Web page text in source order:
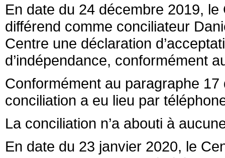
En date du 24 décembre 2019,
différend comme conciliateur
Centre une déclaration
d’indépendance, conformément
Conformément au paragraphe
conciliation a eu lieu par
La conciliation n’a abouti à
En date du 23 janvier 2020, le